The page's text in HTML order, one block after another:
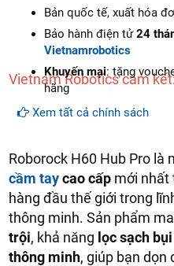
Vietnam Robotics cam
Bản quốc tế, xuất hóa
Bảo hành điện tử24
Vietnamrobotics
Khuyến mại: tặng
hãng
Cam kết hàngmới 100%
Dịch vụ sau bán hàng:
bảo dịch vụ bảo hành
cung cấp đầy đủ linh
(genuine part)giảm giá
kiện sửa chữa (khi hết
Giao hàngmiễn phítrên
Xem tất cả chính sách
Roborock H60 Hub Pro là
cầm taycao cấp mới nhất
hàng đầu thế giới trong
thông minh. Sản phẩm
trội, khả năng lọc sạch
thông minh, giúp bạn dọn